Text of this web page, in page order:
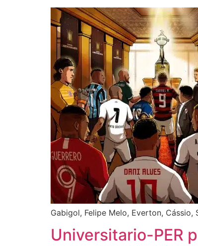
Gabigol, Felipe Melo, Everton,
Universitario-PER